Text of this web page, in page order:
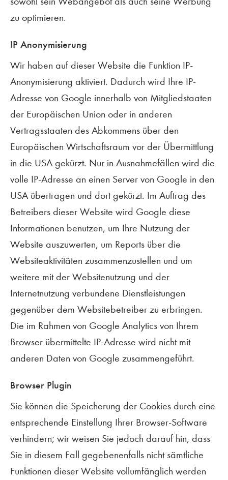
zu optimieren.
IP Anonymisierung
Wir haben auf dieser Website die Funktion IP-
Anonymisierung aktiviert. Dadurch wird Ihre IP-
Adresse von Google innerhalb von Mitgliedstaaten
der Europäischen Union oder in anderen
Vertragsstaaten des Abkommens über den
Europäischen Wirtschaftsraum vor der Übermittlung
in die USA gekürzt. Nur in Ausnahmefällen wird die
volle IP-Adresse an einen Server von Google in den
USA übertragen und dort gekürzt. Im Auftrag des
Betreibers dieser Website wird Google diese
Informationen benutzen, um Ihre Nutzung der
Website auszuwerten, um Reports über die
Websiteaktivitäten zusammenzustellen und um
weitere mit der Websitenutzung und der
Internetnutzung verbundene Dienstleistungen
gegenüber dem Websitebetreiber zu erbringen.
Die im Rahmen von Google Analytics von Ihrem
Browser übermittelte IP-Adresse wird nicht mit
anderen Daten von Google zusammengeführt.
Browser Plugin
Sie können die Speicherung der Cookies durch eine
entsprechende Einstellung Ihrer Browser-Software
verhindern; wir weisen Sie jedoch darauf hin, dass
Sie in diesem Fall gegebenenfalls nicht sämtliche
Funktionen dieser Website vollumfänglich werden